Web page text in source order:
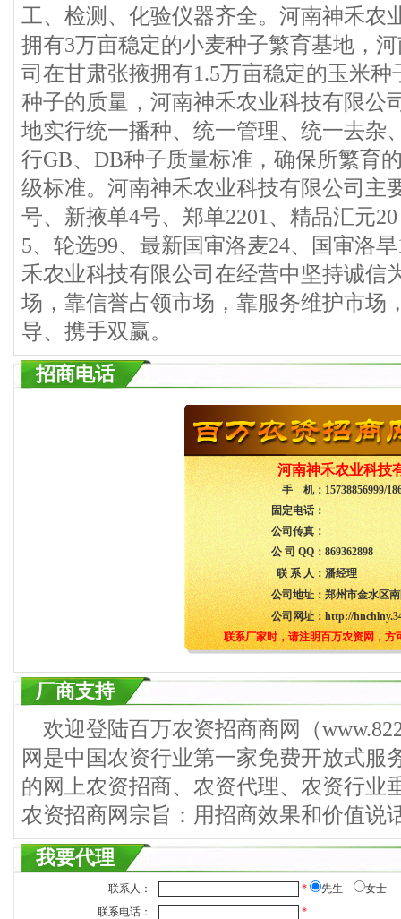
工、检测、化验仪器齐全。河南神禾农
拥有3万亩稳定的小麦种子繁育基地，
司在甘肃张掖拥有1.5万亩稳定的玉米
种子的质量，河南神禾农业科技有限公
地实行统一播种、统一管理、统一去杂
行GB、DB种子质量标准，确保所繁育
级标准。河南神禾农业科技有限公司主
号、新掖单4号、郑单2201、精品汇元
5、轮选99、最新国审洛麦24、国审洛
禾农业科技有限公司在经营中坚持诚信
场，靠信誉占领市场，靠服务维护市场
导、携手双赢。
招商电话
河南神禾农业科技
手 机：15738856999/
固定电话：
公司传真：
公 司 QQ： 869362898
联 系 人：潘经理
公司地址：郑州市金水区
公司网址：http://
联系厂家时，请注明百万农资网，方
厂商支持
欢迎登陆百万农资招商商网（
网是中国农资行业第一家免费开放式服
的网上农资招商、农资代理、农资行业
农资招商网宗旨：用招商效果和价值说
我要代理
联系人： * 先生
女士
联系电话：
*